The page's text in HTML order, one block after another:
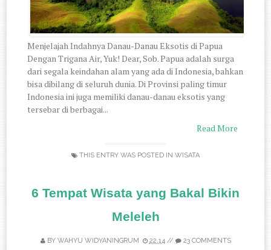
Menjelajah Indahnya Danau-Danau Eksotis di Papua
Dengan Trigana Air, Yuk! Dear, Sob. Papua adalah surga
dari segala keindahan alam yang ada di Indonesia, bahkan
bisa dibilang di seluruh dunia. Di Provinsi paling timur
Indonesia ini juga memiliki danau-danau eksotis yang
tersebar di berbagai...
Read More
THIS ENTRY WAS POSTED IN WISATA
6 Tempat Wisata yang Bakal Bikin
Meleleh
BY WAHYU WIDYANINGRUM 22.14// 23 COMMENTS